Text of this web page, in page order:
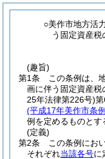
○美作市地方活
う固定資産税
(趣旨)
第1条
この条例は、
画に伴う固定資産
25年法律第226号)第
(平成17年美作市条
例を定めるものとす
(定義)
第2条
この条例にお
それぞれ当該各号に